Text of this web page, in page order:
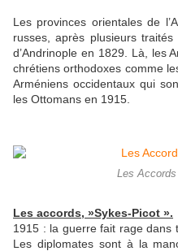
Les provinces orientales de
russes, après plusieurs
d’Andrinople en 1829. Là, les
chrétiens orthodoxes comme
Arméniens occidentaux qui
les Ottomans en 1915.
Les
Les accords, »Sykes-Picot ».
1915 : la guerre fait rage dans
Les diplomates sont à la